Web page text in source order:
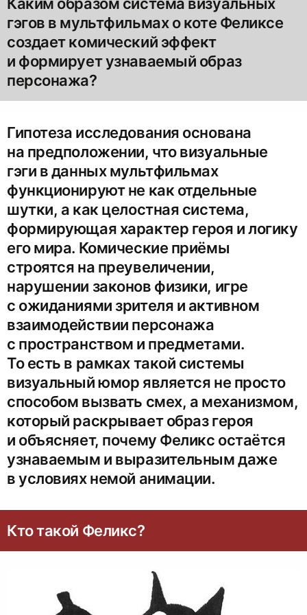
гэгов в мультфильмах о коте Феликсе
создает комический эффект
и формирует узнаваемый образ
персонажа?
Гипотеза исследования основана
на предположении, что визуальные
гэги в данных мультфильмах
функционируют не как отдельные
шутки, а как целостная система,
формирующая характер героя и логику
его мира. Комические приёмы
строятся на преувеличении,
нарушении законов физики, игре
с ожиданиями зрителя и активном
взаимодействии персонажа
с пространством и предметами.
То есть в рамках такой системы
визуальный юмор является не просто
способом вызвать смех, а механизмом,
который раскрывает образ героя
и объясняет, почему Феликс остаётся
узнаваемым и выразительным даже
в условиях немой анимации.
Кто такой Феликс?